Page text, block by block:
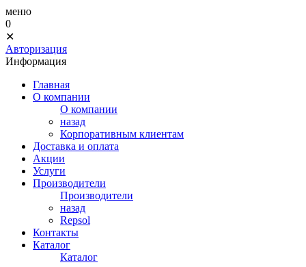
меню
0
✕
Авторизация
Информация
Главная
О компании
О компании
назад
Корпоративным клиентам
Доставка и оплата
Акции
Услуги
Производители
Производители
назад
Repsol
Контакты
Каталог
Каталог